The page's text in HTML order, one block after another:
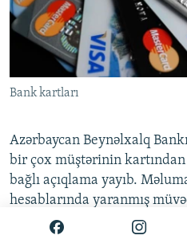
Bank kartları
Azərbaycan Beynəlxalq
bir çox müştərinin
bağlı açıqlama yayıb.
hesablarında yaranmış
artıq tam aradan qaldırılıb.